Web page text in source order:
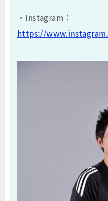
・Instagram：
https://